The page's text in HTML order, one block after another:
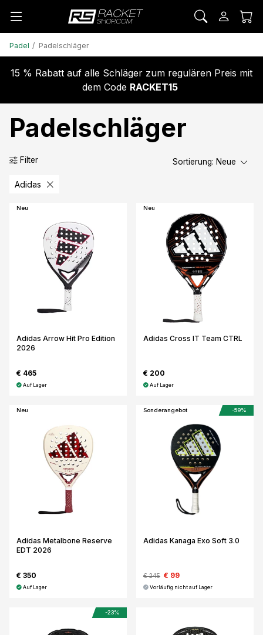
Padel Padelschläger
15 % Rabatt auf alle Schläger zum regulären Preis mit
dem Code RACKET15
Padelschläger
Filter
Adidas
Sortierung: Neue
Neu
Adidas Arrow Hit Pro Edition
2026
€ 465
Auf Lager
Neu
Adidas Cross IT Team CTRL
€ 200
Auf Lager
Neu
Adidas Metalbone Reserve
EDT 2026
€ 350
Auf Lager
Sonderangebot -59%
Adidas Kanaga Exo Soft 3.0
€ 245 € 99
Vorläufig nicht auf Lager
-23%